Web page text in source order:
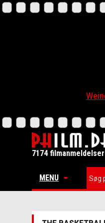
7174 filmanmeldelser
MENU